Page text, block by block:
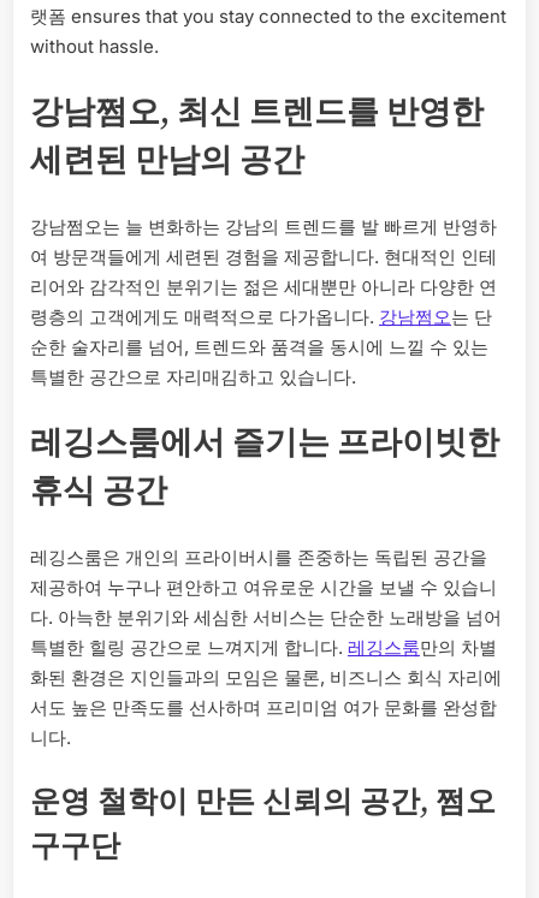
랫폼 ensures that you stay connected to the excitement
without hassle.
강남쩜오, 최신 트렌드를 반영한
세련된 만남의 공간
강남쩜오는 늘 변화하는 강남의 트렌드를 발 빠르게 반영하
여 방문객들에게 세련된 경험을 제공합니다. 현대적인 인테
리어와 감각적인 분위기는 젊은 세대뿐만 아니라 다양한 연
령층의 고객에게도 매력적으로 다가옵니다. 강남쩜오는 단
순한 술자리를 넘어, 트렌드와 품격을 동시에 느낄 수 있는
특별한 공간으로 자리매김하고 있습니다.
레깅스룸에서 즐기는 프라이빗한
휴식 공간
레깅스룸은 개인의 프라이버시를 존중하는 독립된 공간을
제공하여 누구나 편안하고 여유로운 시간을 보낼 수 있습니
다. 아늑한 분위기와 세심한 서비스는 단순한 노래방을 넘어
특별한 힐링 공간으로 느껴지게 합니다. 레깅스룸만의 차별
화된 환경은 지인들과의 모임은 물론, 비즈니스 회식 자리에
서도 높은 만족도를 선사하며 프리미엄 여가 문화를 완성합
니다.
운영 철학이 만든 신뢰의 공간, 쩜오
구구단